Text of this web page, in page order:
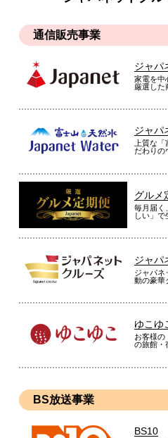
通信販売事業
ジャパ
家電を中
厳選した
ジャパ
上質な「
だわりの
グルメ
毎月届く
しい」で
ジャパ
ジャパネ
動の豪華
ゆこゆ
お客様の
の旅館・
BS放送事業
BS10